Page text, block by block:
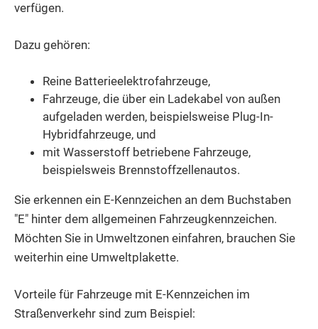
verfügen.
Dazu gehören:
Reine Batterieelektrofahrzeuge,
Fahrzeuge, die über ein Ladekabel von außen
aufgeladen werden, beispielsweise Plug-In-
Hybridfahrzeuge, und
mit Wasserstoff betriebene Fahrzeuge,
beispielsweis Brennstoffzellenautos.
Sie erkennen ein E-Kennzeichen an dem Buchstaben
"E" hinter dem allgemeinen Fahrzeugkennzeichen.
Möchten Sie in Umweltzonen einfahren, brauchen Sie
weiterhin eine Umweltplakette.
Vorteile für Fahrzeuge mit E-Kennzeichen im
Straßenverkehr sind zum Beispiel: